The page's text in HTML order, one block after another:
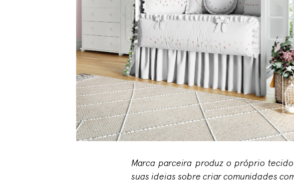
Marca parceira produz o próprio
suas ideias sobre criar comunidades